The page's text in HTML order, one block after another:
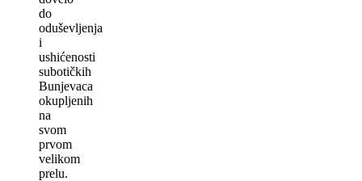
do
oduševljenja
i
ushićenosti
subotičkih
Bunjevaca
okupljenih
na
svom
prvom
velikom
prelu.